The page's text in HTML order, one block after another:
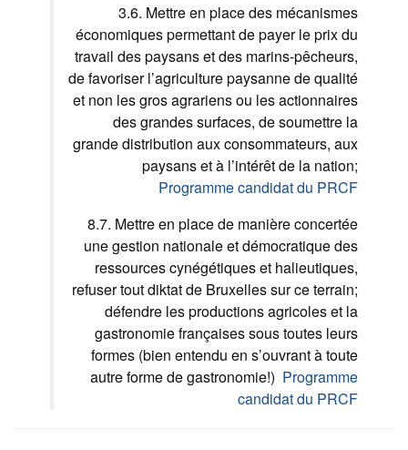
3.6. Mettre en place des mécanismes
économiques permettant de payer le prix du
travail des paysans et des marins-pêcheurs,
de favoriser l’agriculture paysanne de qualité
et non les gros agrariens ou les actionnaires
des grandes surfaces, de soumettre la
grande distribution aux consommateurs, aux
paysans et à l’intérêt de la nation;
Programme candidat du PRCF
8.7. Mettre en place de manière concertée
une gestion nationale et démocratique des
ressources cynégétiques et halieutiques,
refuser tout diktat de Bruxelles sur ce terrain;
défendre les productions agricoles et la
gastronomie françaises sous toutes leurs
formes (bien entendu en s’ouvrant à toute
autre forme de gastronomie!) Programme
candidat du PRCF